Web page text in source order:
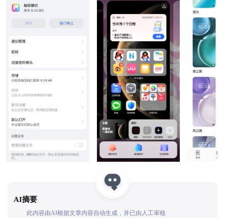
AI摘要
此内容由AI根据文章内容自动生成，并已由人工审核